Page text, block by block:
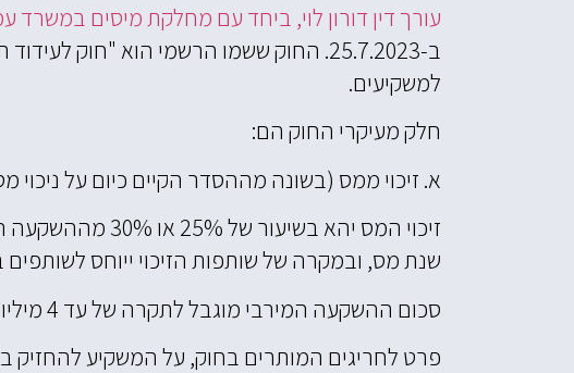
עורך דין דורון לוי, ביחד עם מחלקת מיסים
ב-25.7.2023. החוק ששמו הרשמי הוא
למשקיעים.
חלק מעיקרי החוק הם:
א. זיכוי ממס (בשונה מההסדר הקיים כיום על
זיכוי המס יהא
שנת מס, ובמקרה של שותפות הזיכוי ייוחס
סכום ההשקעה המירבי מוגבל לתקרה של עד 4 מיליון ש"ח.
פרט לחריגים המותרים בחוק, על המשקיע